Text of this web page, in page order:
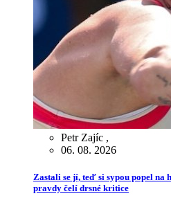
Petr Zajíc ,
06. 08. 2026
Zastali se jí, teď si sypou popel na
pravdy čelí drsné kritice